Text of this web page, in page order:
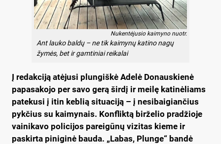
Nukentėjusio kaimyno nuotr.
Ant lauko baldų – ne tik kaimynų katino nagų
žymės, bet ir gamtiniai reikalai
Į redakciją atėjusi plungiškė Adelė Donauskienė
papasakojo per savo gerą širdį ir meilę katinėliams
patekusi į itin keblią situaciją – į nesibaigiančius
pykčius su kaimynais. Konfliktą birželio pradžioje
vainikavo policijos pareigūnų vizitas kieme ir
paskirta piniginė bauda. „Labas, Plunge“ bandė